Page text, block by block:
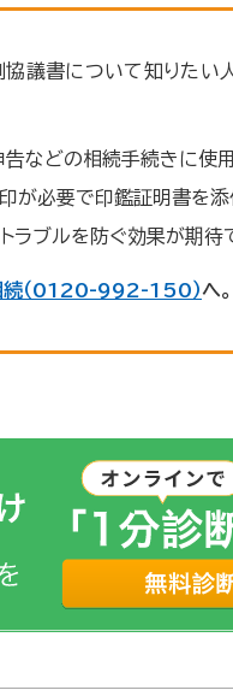
協議書について知りたい人
などの相続手続きに使
が必要で印鑑証明書を添
ラブルを防ぐ効果が期待
続（0120-992-150）へ